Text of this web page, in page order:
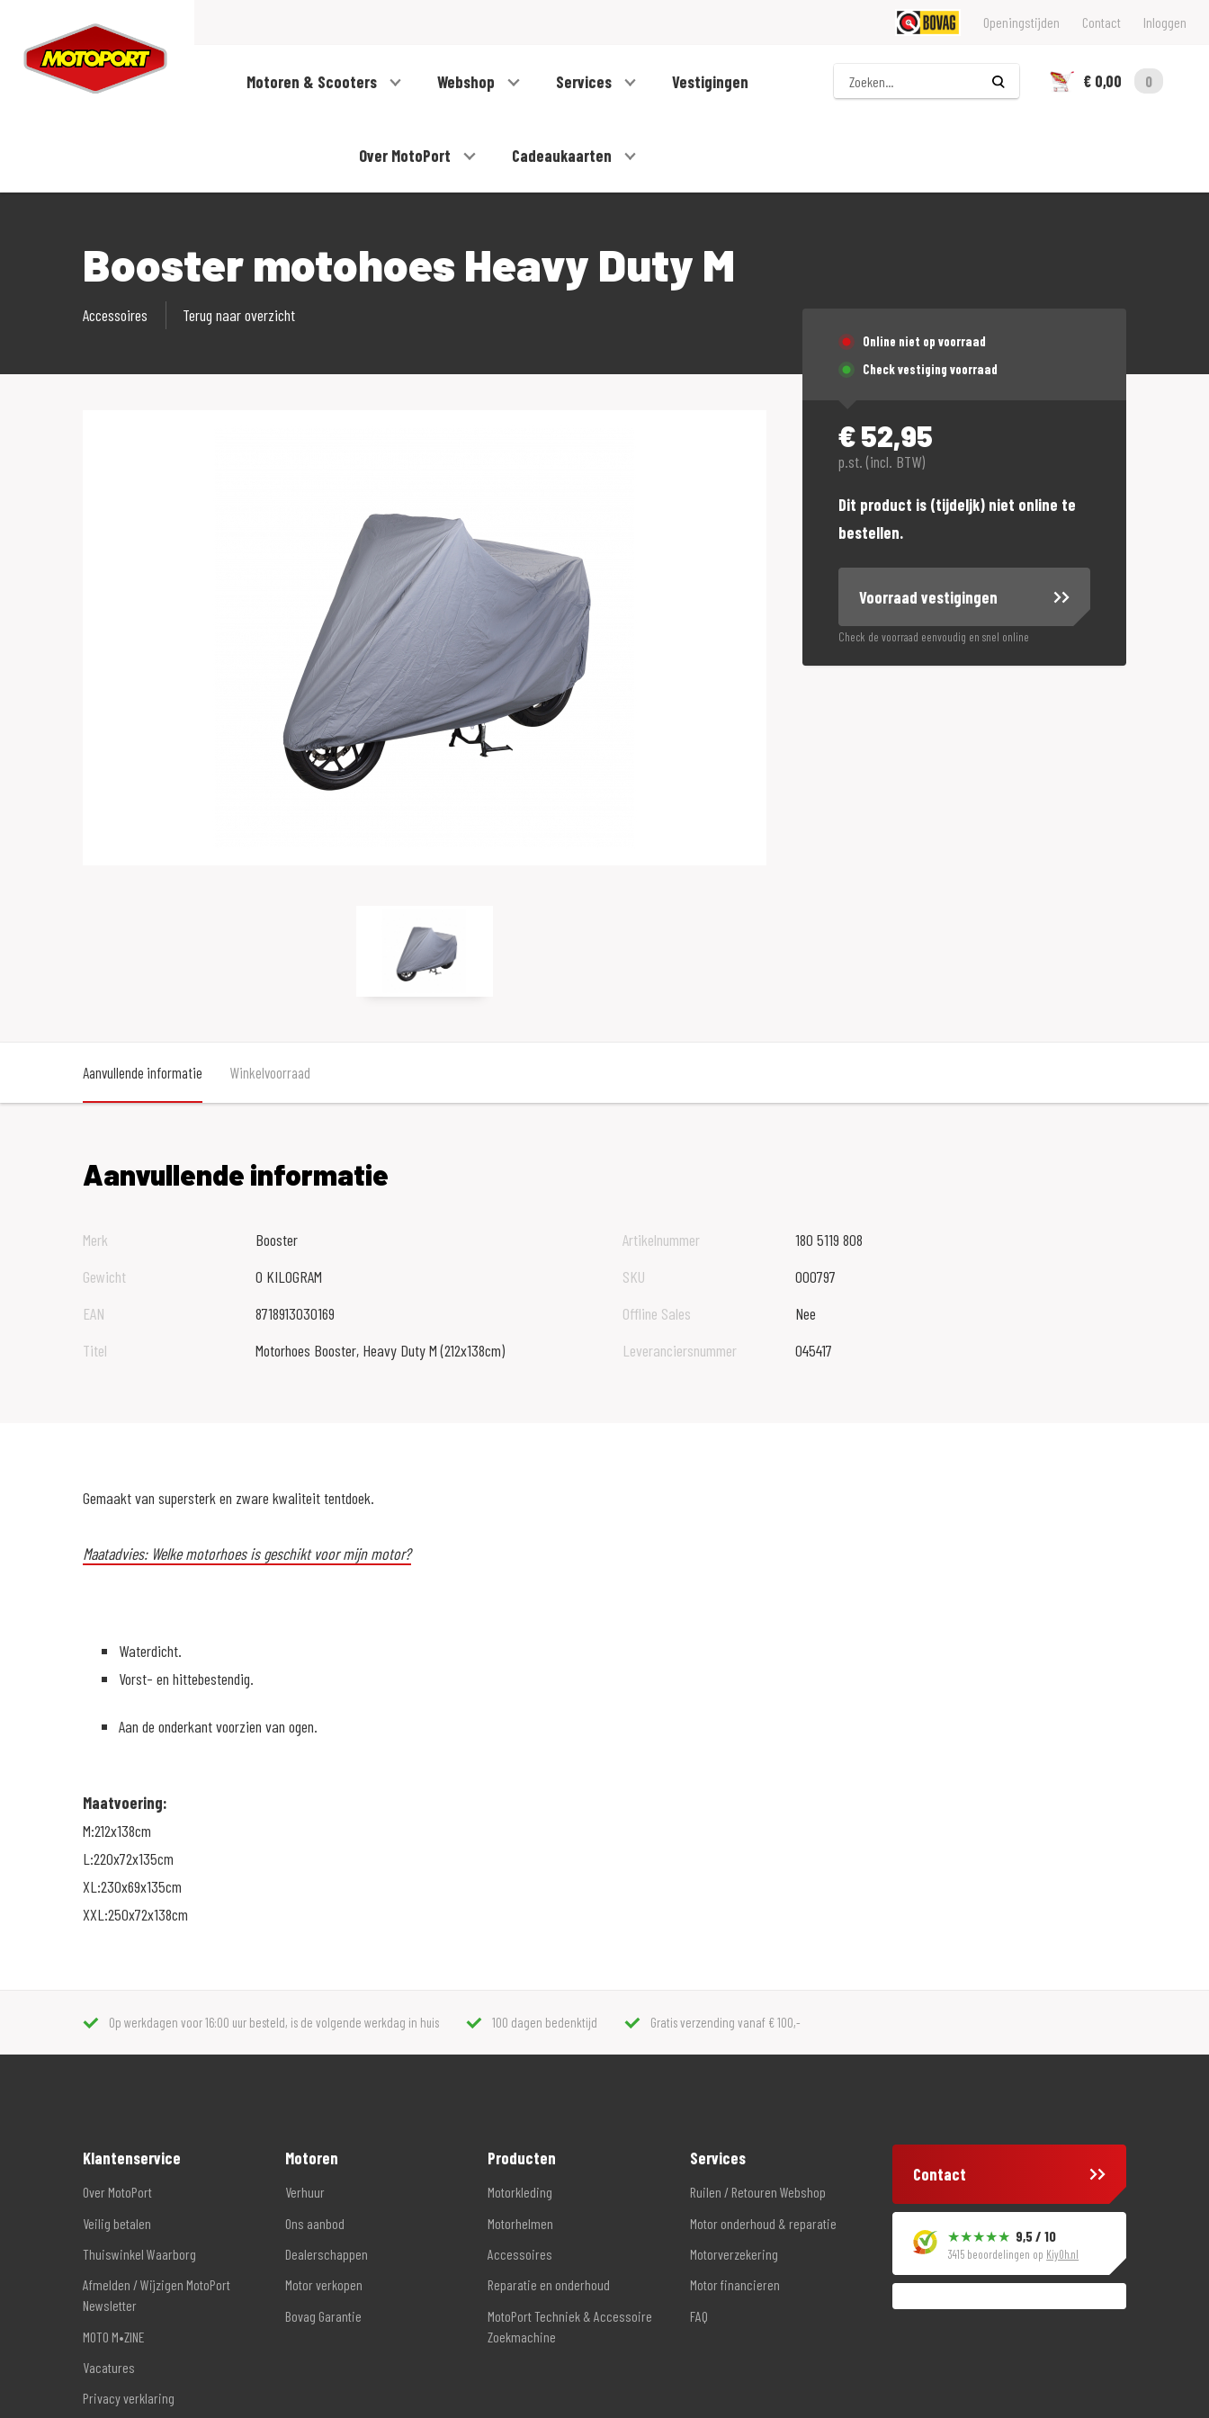
Openingstijden Contact Inloggen
Motoren & Scooters Webshop Services Vestigingen
Over MotoPort Cadeaukaarten
Zoeken
€ 0,00
0
Booster motohoes Heavy Duty M
Accessoires Terug naar overzicht
Online niet op voorraad
Check vestiging voorraad
€52,95
p.st. (incl. BTW)
Dit product is (tijdeljk) niet online te
bestellen.
Voorraad vestigingen
Check de voorraad eenvoudig en snel online
Aanvullende informatie Winkelvoorraad
Aanvullende informatie
Merk
Booster
Gewicht
0 KILOGRAM
EAN
8718913030169
Titel
Motorhoes Booster, Heavy Duty M (212x138cm)
Artikelnummer
180 5119 808
SKU
000797
Offline Sales
Nee
Leveranciersnummer
045417
Gemaakt van supersterk en zware kwaliteit tentdoek.
Maatadvies: Welke motorhoes is geschikt voor mijn motor?
Waterdicht.
Vorst- en hittebestendig.
Aan de onderkant voorzien van ogen.
Maatvoering:
M:212x138cm
L:220x72x135cm
XL:230x69x135cm
XXL:250x72x138cm
Op werkdagen voor 16:00 uur besteld, is de volgende werkdag in huis 100 dagen bedenktijd Gratis verzending vanaf € 100,-
Klantenservice
Over MotoPort
Veilig betalen
Thuiswinkel Waarborg
Afmelden / Wijzigen MotoPort
Newsletter
MOTO M•ZINE
Vacatures
Privacy verklaring
Motoren
Verhuur
Ons aanbod
Dealerschappen
Motor verkopen
Bovag Garantie
Producten
Motorkleding
Motorhelmen
Accessoires
Reparatie en onderhoud
MotoPort Techniek & Accessoire
Zoekmachine
Services
Ruilen / Retouren Webshop
Motor onderhoud & reparatie
Motorverzekering
Motor financieren
FAQ
Contact
9,5 / 10
3415 beoordelingen op KiyOh.nl